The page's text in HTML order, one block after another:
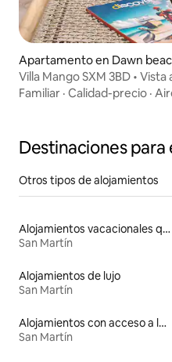
Apartamento en Dawn
Villa Mango SXM 3BD •
Familiar · Calidad-precio ·
Destinaciones para
Otros tipos de alojamientos
Alojamientos vacacionales que admiten mascotas
San Martín
Alojamientos de lujo
San Martín
Alojamientos con acceso a la playa
San Martín